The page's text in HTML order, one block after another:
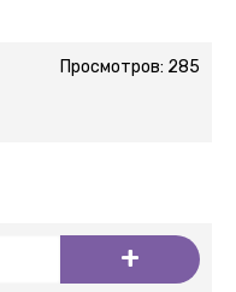
Просмотров: 285
+